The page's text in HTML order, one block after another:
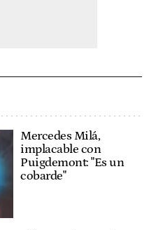
Mercedes Milá,
implacable con
Puigdemont: "Es un
cobarde"